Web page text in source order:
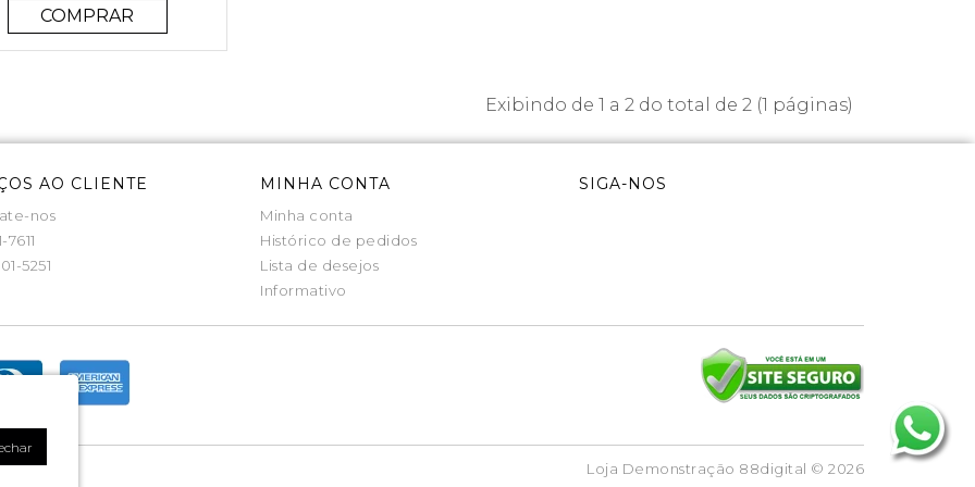
COMPRAR
Exibindo de 1 a 2 do total de 2 (1 páginas)
AO CLIENTE
nos
7611
5251
MINHA CONTA
Minha conta
Histórico de pedidos
Lista de desejos
Informativo
SIGA-NOS
Loja Demonstração 88digital © 2026